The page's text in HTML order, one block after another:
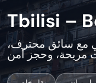
Tbilisi –
مع سائق محترف،